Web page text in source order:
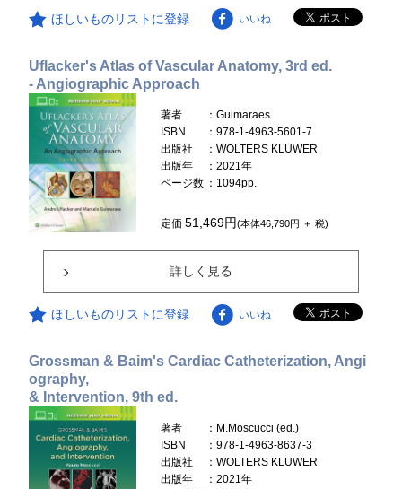
ほしいものリストに登録 いいね
Uflacker's Atlas of Vascular Anatomy, 3rd ed.
- Angiographic Approach
著者
：Guimaraes
ISBN
：978-1-4963-5601-7
出版社
：WOLTERS KLUWER
出版年
：2021年
ページ数 ：1094pp.
定価51,469円(本体46,790円 ＋ 税)
詳しく見る
ほしいものリストに登録 いいね
Grossman & Baim's Cardiac Catheterization, Angi
ography,
& Intervention, 9th ed.
著者
：M.Moscucci (ed.)
ISBN
：978-1-4963-8637-3
出版社
：WOLTERS KLUWER
出版年
：2021年